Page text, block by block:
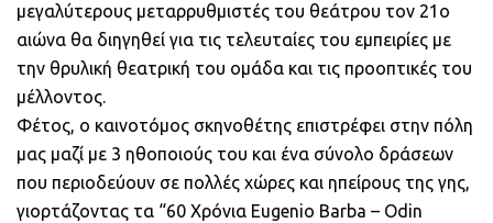
μεγαλύτερους μεταρρυθμιστές του θεάτρου τον 21ο
αιώνα θα διηγηθεί για τις τελευταίες του εμπειρίες με
την θρυλική θεατρική του ομάδα και τις προοπτικές του
μέλλοντος.
Φέτος, ο καινοτόμος σκηνοθέτης επιστρέφει στην πόλη
μας μαζί με 3 ηθοποιούς του και ένα σύνολο δράσεων
που περιοδεύουν σε πολλές χώρες και ηπείρους της γης,
γιορτάζοντας τα “60 Χρόνια Eugenio Barba – Odin